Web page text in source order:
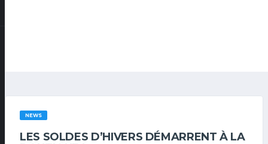
NEWS
LES SOLDES D’HIVERS DÉMARRENT À LA